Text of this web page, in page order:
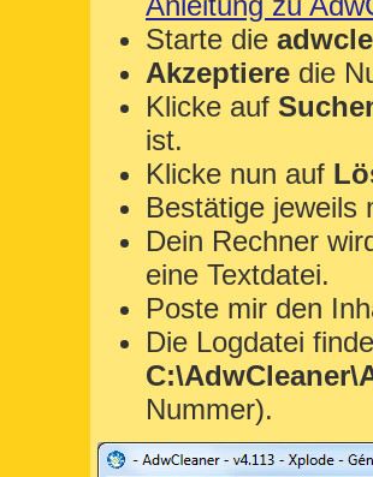
Starte die
Akzeptiere die
Klicke auf
ist.
Klicke nun auf
Bestätige jeweils
Dein Rechner
eine Textdatei.
Poste mir den
Die Logdatei
Nummer).